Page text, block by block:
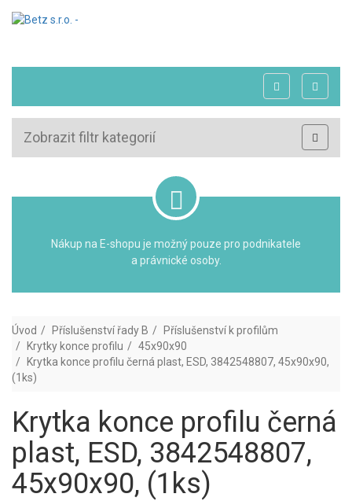
Zobrazit filtr kategorií
Nákup na E-shopu je možný pouze pro podnikatele
a právnické osoby.
Úvod Příslušenství řady B
Příslušenství k profilům
Krytky konce profilu
45x90x90
Krytka konce profilu černá plast, ESD, 3842548807, 45x90x90,
(1ks)
Krytka konce profilu černá
plast, ESD, 3842548807,
45x90x90, (1ks)